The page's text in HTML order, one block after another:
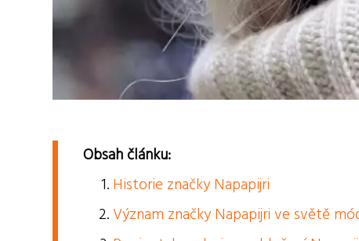
Obsah článku:
Historie značky Napapijri
Význam značky Napapijri ve světě